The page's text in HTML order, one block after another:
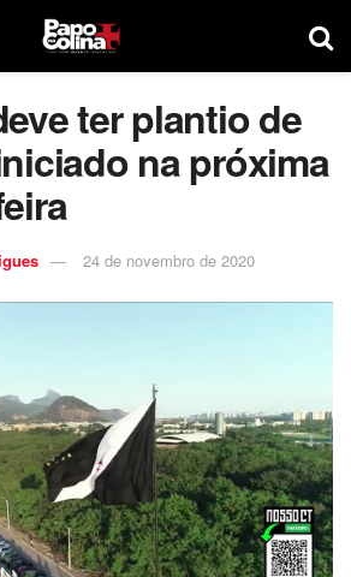
ter plantio de
na próxima
24 de novembro de 2020